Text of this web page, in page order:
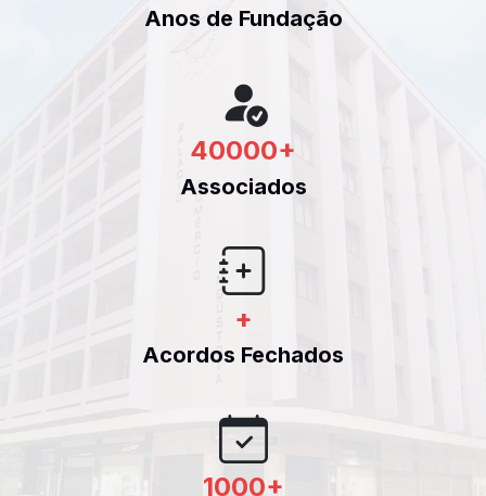
Anos de Fundação
40000+
Associados
+
Acordos Fechados
1000+